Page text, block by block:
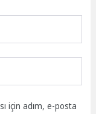
için adım, e-posta